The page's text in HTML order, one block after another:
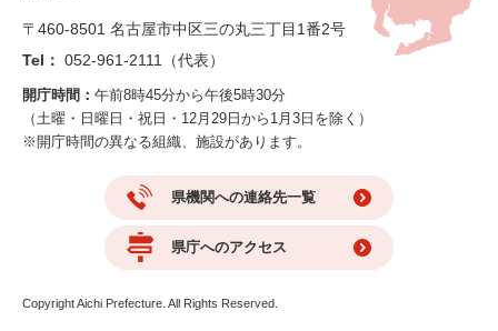
〒460-8501 名古屋市中区三の丸三丁目1番2号
Tel： 052-961-2111（代表）
開庁時間： 午前8時45分から午後5時30分
（土曜・日曜日・祝日・12月29日から1月3日を除く）
※開庁時間の異なる組織、施設があります。
県機関への連絡先一覧
県庁へのアクセス
Copyright Aichi Prefecture. All Rights Reserved.